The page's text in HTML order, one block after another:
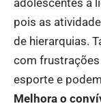
pois as
de hierarquias.
com
esporte e
Melhora o